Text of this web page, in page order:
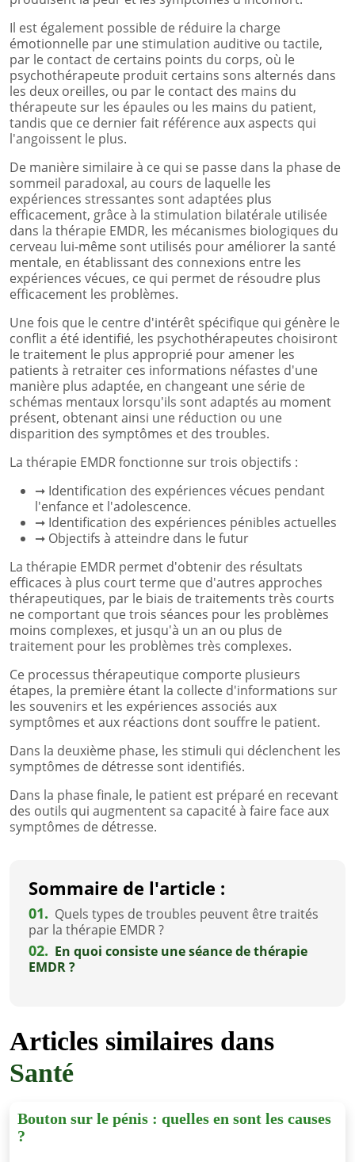
Il est également possible de réduire la charge
émotionnelle par une stimulation auditive ou tactile,
par le contact de certains points du corps, où le
psychothérapeute produit certains sons alternés dans
les deux oreilles, ou par le contact des mains du
thérapeute sur les épaules ou les mains du patient,
tandis que ce dernier fait référence aux aspects qui
l'angoissent le plus.
De manière similaire à ce qui se passe dans la phase de
sommeil paradoxal, au cours de laquelle les
expériences stressantes sont adaptées plus
efficacement, grâce à la stimulation bilatérale utilisée
dans la thérapie EMDR, les mécanismes biologiques du
cerveau lui-même sont utilisés pour améliorer la santé
mentale, en établissant des connexions entre les
expériences vécues, ce qui permet de résoudre plus
efficacement les problèmes.
Une fois que le centre d'intérêt spécifique qui génère le
conflit a été identifié, les psychothérapeutes choisiront
le traitement le plus approprié pour amener les
patients à retraiter ces informations néfastes d'une
manière plus adaptée, en changeant une série de
schémas mentaux lorsqu'ils sont adaptés au moment
présent, obtenant ainsi une réduction ou une
disparition des symptômes et des troubles.
La thérapie EMDR fonctionne sur trois objectifs :
➞ Identification des expériences vécues pendant
l'enfance et l'adolescence.
➞ Identification des expériences pénibles actuelles
➞ Objectifs à atteindre dans le futur
La thérapie EMDR permet d'obtenir des résultats
efficaces à plus court terme que d'autres approches
thérapeutiques, par le biais de traitements très courts
ne comportant que trois séances pour les problèmes
moins complexes, et jusqu'à un an ou plus de
traitement pour les problèmes très complexes.
Ce processus thérapeutique comporte plusieurs
étapes, la première étant la collecte d'informations sur
les souvenirs et les expériences associés aux
symptômes et aux réactions dont souffre le patient.
Dans la deuxième phase, les stimuli qui déclenchent les
symptômes de détresse sont identifiés.
Dans la phase finale, le patient est préparé en recevant
des outils qui augmentent sa capacité à faire face aux
symptômes de détresse.
Sommaire de l'article :
01. Quels types de troubles peuvent être traités
par la thérapie EMDR ?
02. En quoi consiste une séance de thérapie
EMDR ?
Articles similaires dans
Santé
Bouton sur le pénis : quelles en sont les causes
?